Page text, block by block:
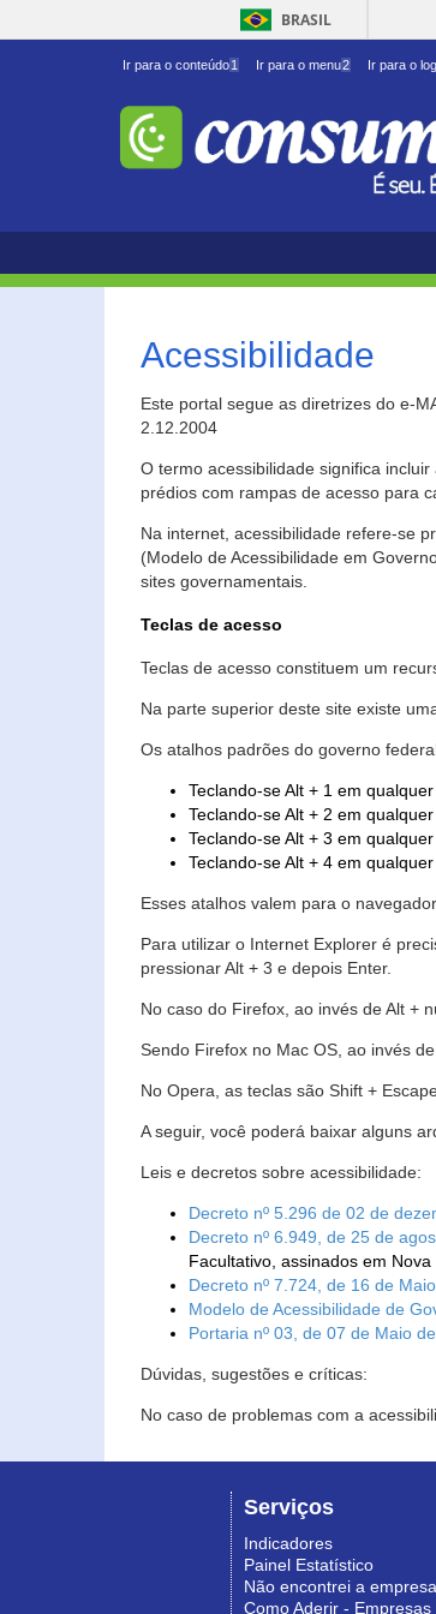
BRASIL
Ir para o conteúdo1 Ir para o menu2 Ir para o
Acessibilidade
Este portal segue as diretrizes do e-
2.12.2004
O termo acessibilidade significa
prédios com rampas de acesso para
Na internet, acessibilidade refere-se
(Modelo de Acessibilidade em
sites governamentais.
Teclas de acesso
Teclas de acesso constituem um
Na parte superior deste site existe
Os atalhos padrões do governo
Teclando-se Alt + 1 em
Teclando-se Alt + 2 em
Teclando-se Alt + 3 em
Teclando-se Alt + 4 em
Esses atalhos valem para o
Para utilizar o Internet Explorer é
pressionar Alt + 3 e depois Enter.
No caso do Firefox, ao invés de Alt +
Sendo Firefox no Mac OS, ao invés
No Opera, as teclas são Shift +
A seguir, você poderá baixar alguns
Leis e decretos sobre acessibilidade:
Decreto nº 5.296 de 02 de
Decreto nº 6.949, de 25 de
Facultativo, assinados em
Decreto nº 7.724, de 16 de
Modelo de Acessibilidade de
Portaria nº 03, de 07 de Maio
Dúvidas, sugestões e críticas:
No caso de problemas com a
Serviços
Indicadores
Painel Estatístico
Não encontrei a empresa
Como Aderir - Empresas